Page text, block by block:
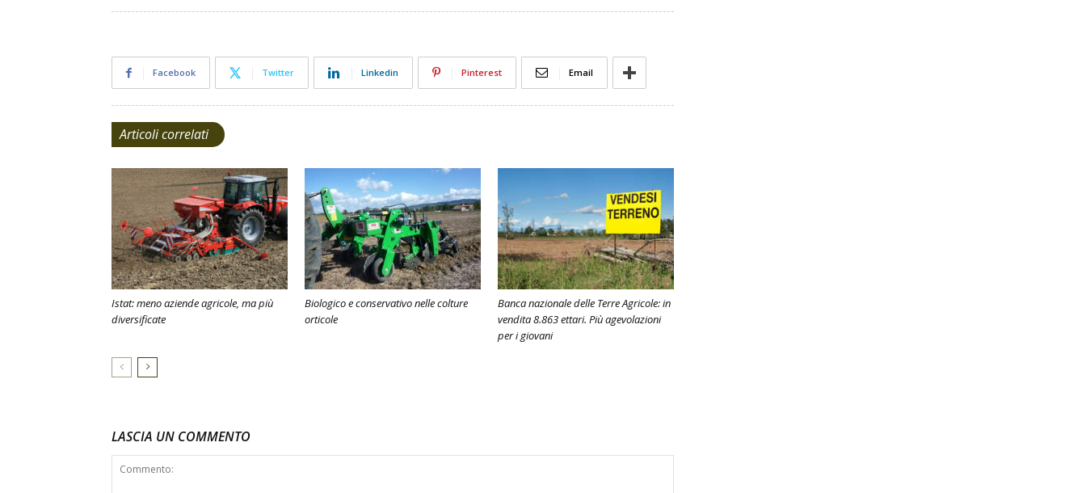
Facebook Twitter Linkedin Pinterest Email
Articoli correlati
Istat: meno aziende agricole, ma più
diversificate
Biologico e conservativo nelle colture
orticole
Banca nazionale delle Terre Agricole: in
vendita 8.863 ettari. Più agevolazioni
per i giovani
LASCIA UN COMMENTO